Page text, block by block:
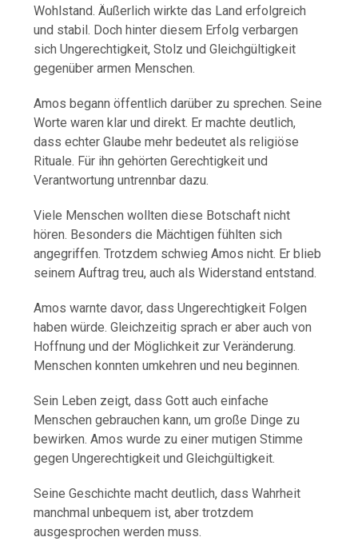
Wohlstand. Äußerlich wirkte das Land erfolgreich
und stabil. Doch hinter diesem Erfolg verbargen
sich Ungerechtigkeit, Stolz und Gleichgültigkeit
gegenüber armen Menschen.
Amos begann öffentlich darüber zu sprechen. Seine
Worte waren klar und direkt. Er machte deutlich,
dass echter Glaube mehr bedeutet als religiöse
Rituale. Für ihn gehörten Gerechtigkeit und
Verantwortung untrennbar dazu.
Viele Menschen wollten diese Botschaft nicht
hören. Besonders die Mächtigen fühlten sich
angegriffen. Trotzdem schwieg Amos nicht. Er blieb
seinem Auftrag treu, auch als Widerstand entstand.
Amos warnte davor, dass Ungerechtigkeit Folgen
haben würde. Gleichzeitig sprach er aber auch von
Hoffnung und der Möglichkeit zur Veränderung.
Menschen konnten umkehren und neu beginnen.
Sein Leben zeigt, dass Gott auch einfache
Menschen gebrauchen kann, um große Dinge zu
bewirken. Amos wurde zu einer mutigen Stimme
gegen Ungerechtigkeit und Gleichgültigkeit.
Seine Geschichte macht deutlich, dass Wahrheit
manchmal unbequem ist, aber trotzdem
ausgesprochen werden muss.